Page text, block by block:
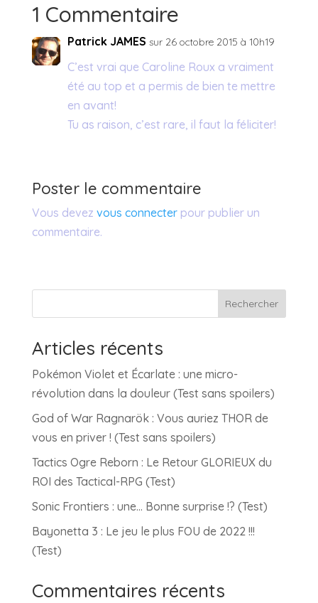
1 Commentaire
Patrick JAMES sur 26 octobre 2015 à 10h19
C’est vrai que Caroline Roux a vraiment
été au top et a permis de bien te mettre
en avant!
Tu as raison, c’est rare, il faut la féliciter!
Poster le commentaire
Vous devez vous connecterpour publier un
commentaire.
Rechercher
Articles récents
Pokémon Violet et Écarlate : une micro-
révolution dans la douleur (Test sans spoilers)
God of War Ragnarök : Vous auriez THOR de
vous en priver ! (Test sans spoilers)
Tactics Ogre Reborn : Le Retour GLORIEUX du
ROI des Tactical-RPG (Test)
Sonic Frontiers : une… Bonne surprise !? (Test)
Bayonetta 3 : Le jeu le plus FOU de 2022 !!!
(Test)
Commentaires récents